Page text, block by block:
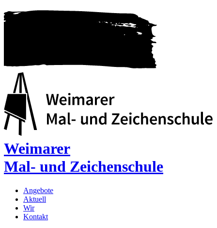
Weimarer
Mal- und Zeichenschule
Angebote
Aktuell
Wir
Kontakt